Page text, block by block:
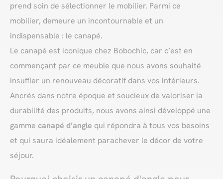
prend soin de sélectionner le mobilier. Parmi ce
mobilier, demeure un incontournable et un
indispensable : le canapé.
Le canapé est iconique chez Bobochic, car c’est en
commençant par ce meuble que nous avons souhaité
insuffler un renouveau décoratif dans vos intérieurs.
Ancrés dans notre époque et soucieux de valoriser la
durabilité des produits, nous avons ainsi développé une
gamme canapé d’angle qui répondra à tous vos besoins
et qui saura idéalement parachever le décor de votre
séjour.